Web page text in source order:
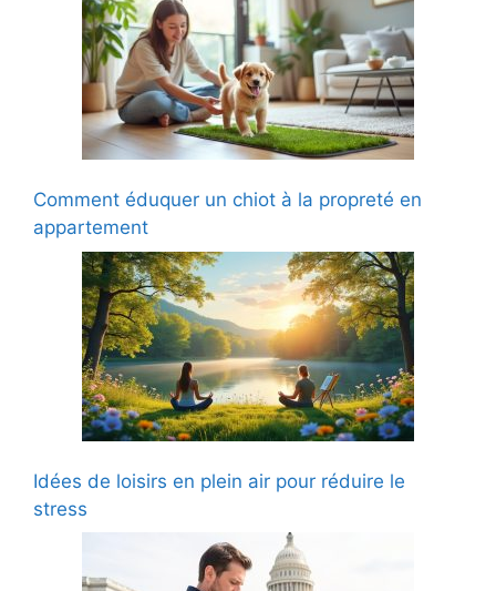
Comment éduquer un chiot à la propreté en
appartement
Idées de loisirs en plein air pour réduire le
stress